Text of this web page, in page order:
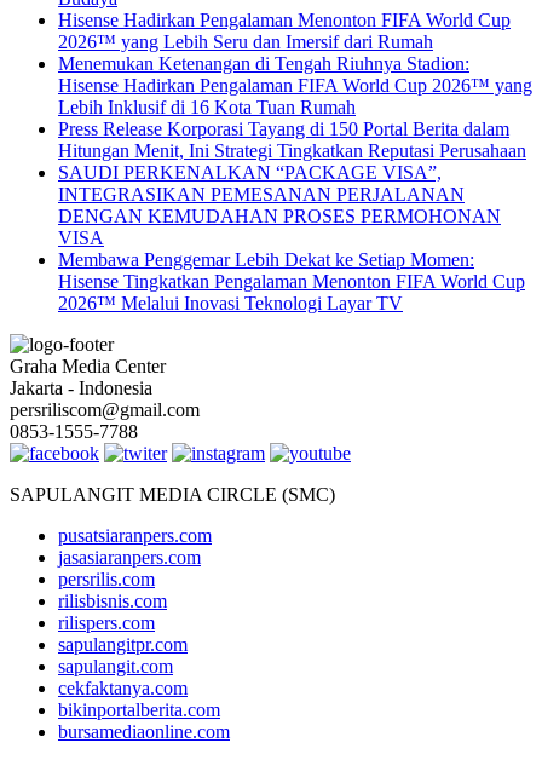
Hisense Hadirkan Pengalaman Menonton FIFA World Cup
2026™ yang Lebih Seru dan Imersif dari Rumah
Menemukan Ketenangan di Tengah Riuhnya Stadion:
Hisense Hadirkan Pengalaman FIFA World Cup 2026™ yang
Lebih Inklusif di 16 Kota Tuan Rumah
Press Release Korporasi Tayang di 150 Portal Berita dalam
Hitungan Menit, Ini Strategi Tingkatkan Reputasi Perusahaan
SAUDI PERKENALKAN “PACKAGE VISA”,
INTEGRASIKAN PEMESANAN PERJALANAN
DENGAN KEMUDAHAN PROSES PERMOHONAN
VISA
Membawa Penggemar Lebih Dekat ke Setiap Momen:
Hisense Tingkatkan Pengalaman Menonton FIFA World Cup
2026™ Melalui Inovasi Teknologi Layar TV
Graha Media Center
Jakarta - Indonesia
persriliscom@gmail.com
0853-1555-7788
SAPULANGIT MEDIA CIRCLE (SMC)
pusatsiaranpers.com
jasasiaranpers.com
persrilis.com
rilisbisnis.com
rilispers.com
sapulangitpr.com
sapulangit.com
cekfaktanya.com
bikinportalberita.com
bursamediaonline.com